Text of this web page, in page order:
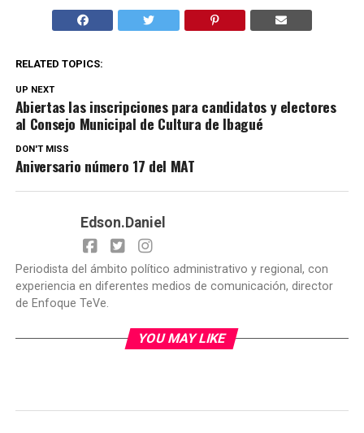
RELATED TOPICS:
UP NEXT
Abiertas las inscripciones para candidatos y electores
al Consejo Municipal de Cultura de Ibagué
DON'T MISS
Aniversario número 17 del MAT
Edson.Daniel
Periodista del ámbito político administrativo y regional, con
experiencia en diferentes medios de comunicación, director
de Enfoque TeVe.
YOU MAY LIKE